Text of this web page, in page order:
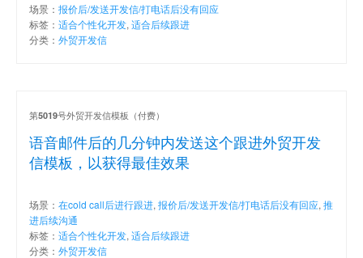
场景： 报价后/发送开发信/打电话后没有回应
标签： 适合个性化开发, 适合后续跟进
分类： 外贸开发信
语音邮件后的几分钟内发送这个跟进外贸开发
信模板，以获得最佳效果
第5019号外贸开发信模板（付费）
场景： 在cold call后进行跟进, 报价后/发送开发信/打电话后没有回应, 推
进后续沟通
标签： 适合个性化开发, 适合后续跟进
分类： 外贸开发信